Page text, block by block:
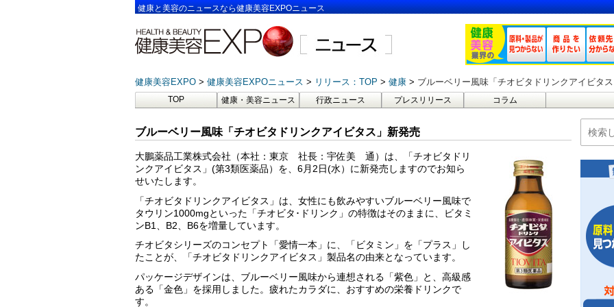
健康と美容のニュースなら健康美容EXPOニュース
健康美容EXPO 健康美容EXPOニュース リリース：TOP 健康 ブルーベリー風味「チオビタドリンクアイビタ
TOP 健康・美容ニュース 行政ニュース プレスリリース コラム
ブルーベリー風味「チオビタドリンクアイビタス」新発売
大鵬薬品工業株式会社（本社：東京 社長：宇佐美 通）は、「チオビタドリ
ンクアイビタス」(第3類医薬品）を、6月2日(水）に新発売しますのでお知ら
せいたします。
「チオビタドリンクアイビタス」は、女性にも飲みやすいブルーベリー風味で
タウリン1000mgといった「チオビタ･ドリンク」の特徴はそのままに、ビタミ
ンB1、B2、B6を増量しています。
チオビタシリーズのコンセプト「愛情一本」に、「ビタミン」を「プラス」し
たことが、「チオビタドリンクアイビタス」製品名の由来となっています。
パッケージデザインは、ブルーベリー風味から連想される「紫色」と、高級感
ある「金色」を採用しました。疲れたカラダに、おすすめの栄養ドリンクで
す。